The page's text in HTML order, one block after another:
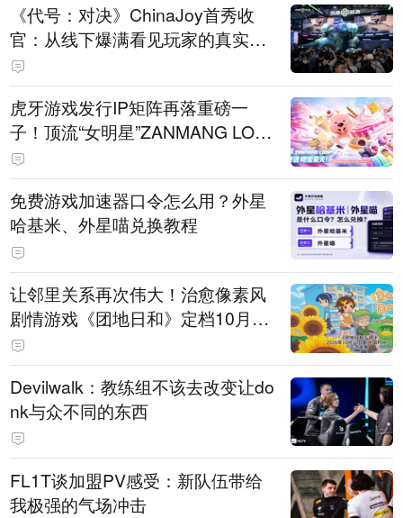
《代号：对决》ChinaJoy首秀收
官：从线下爆满看见玩家的真实期
待
虎牙游戏发行IP矩阵再落重磅一
子！顶流“女明星”ZANMANG LOO
PY 正版3D消除手游《消消奇遇》
惊喜曝光
免费游戏加速器口令怎么用？外星
哈基米、外星喵兑换教程
让邻里关系再次伟大！治愈像素风
剧情游戏《团地日和》定档10月30
日发售
Devilwalk：教练组不该去改变让do
nk与众不同的东西
FL1T谈加盟PV感受：新队伍带给
我极强的气场冲击